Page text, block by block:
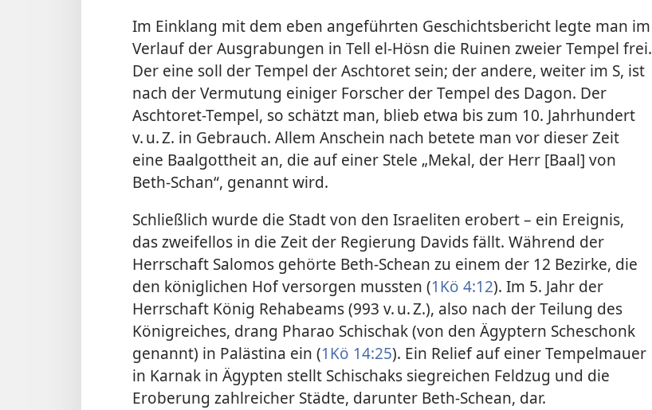
Im Einklang mit dem eben angeführten Geschichtsbericht legte man im
Verlauf der Ausgrabungen in Tell el-Hösn die Ruinen zweier Tempel frei.
Der eine soll der Tempel der Aschtoret sein; der andere, weiter im S, ist
nach der Vermutung einiger Forscher der Tempel des Dagon. Der
Aschtoret-Tempel, so schätzt man, blieb etwa bis zum 10. Jahrhundert
v. u. Z. in Gebrauch. Allem Anschein nach betete man vor dieser Zeit
eine Baalgottheit an, die auf einer Stele „Mekal, der Herr [Baal] von
Beth-Schan“, genannt wird.
Schließlich wurde die Stadt von den Israeliten erobert – ein Ereignis,
das zweifellos in die Zeit der Regierung Davids fällt. Während der
Herrschaft Salomos gehörte Beth-Schean zu einem der 12 Bezirke, die
den königlichen Hof versorgen mussten (1Kö 4:12). Im 5. Jahr der
Herrschaft König Rehabeams (993 v. u. Z.), also nach der Teilung des
Königreiches, drang Pharao Schischak (von den Ägyptern Scheschonk
genannt) in Palästina ein (1Kö 14:25). Ein Relief auf einer Tempelmauer
in Karnak in Ägypten stellt Schischaks siegreichen Feldzug und die
Eroberung zahlreicher Städte, darunter Beth-Schean, dar.